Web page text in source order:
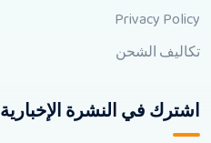
Privacy Policy
تكاليف الشحن
اشترك في النشرة الإخبارية